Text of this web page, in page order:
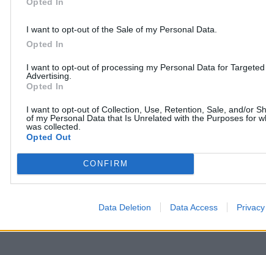
I want to opt-out of the Sale of my Personal Data.
Opted In
I want to opt-out of processing my Personal Data for Targeted
Advertising.
Opted In
I want to opt-out of Collection, Use, Retention, Sale, and/or
of my Personal Data that Is Unrelated with the Purposes for
was collected.
Opted Out
CONFIRM
Data Deletion Data Access